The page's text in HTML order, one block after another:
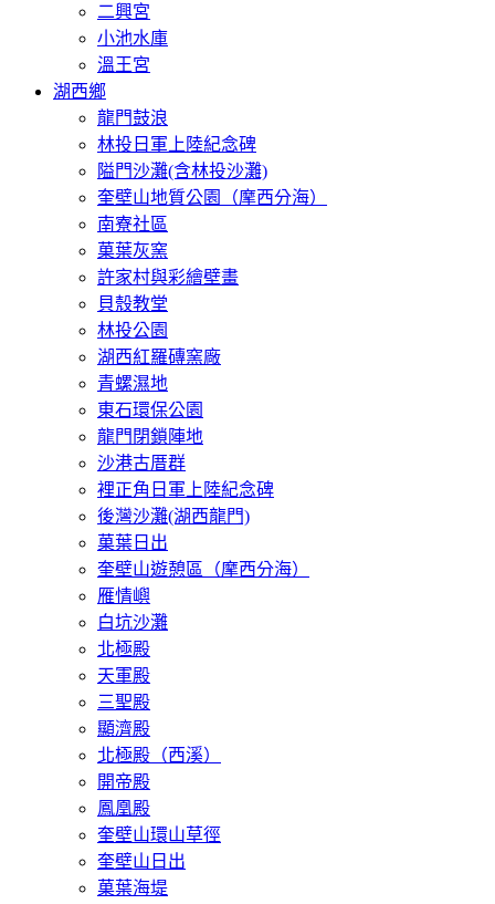
二興宮
小池水庫
溫王宮
湖西鄉
龍門鼓浪
林投日軍上陸紀念碑
隘門沙灘(含林投沙灘)
奎壁山地質公園（摩西分海）
南寮社區
菓葉灰窯
許家村與彩繪壁畫
貝殼教堂
林投公園
湖西紅羅磚窯廠
青螺濕地
東石環保公園
龍門閉鎖陣地
沙港古厝群
裡正角日軍上陸紀念碑
後灣沙灘(湖西龍門)
菓葉日出
奎壁山遊憩區（摩西分海）
雁情嶼
白坑沙灘
​北極殿
天軍殿
三聖殿
顯濟殿
北極殿（西溪）
開帝殿
鳳凰殿
奎壁山環山草徑
奎壁山日出
菓葉海堤